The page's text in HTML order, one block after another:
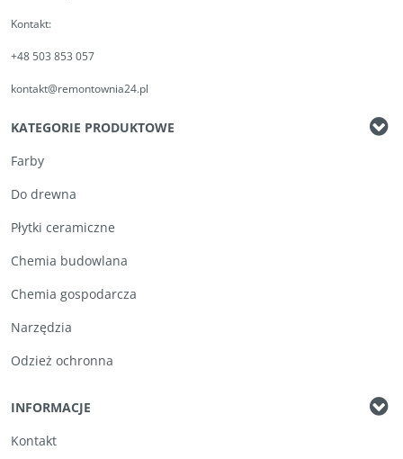
Kontakt:
+48 503 853 057
kontakt@remontownia24.pl
KATEGORIE PRODUKTOWE
Farby
Do drewna
Płytki ceramiczne
Chemia budowlana
Chemia gospodarcza
Narzędzia
Odzież ochronna
INFORMACJE
Kontakt